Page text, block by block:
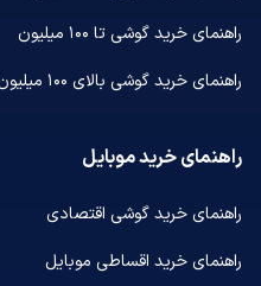
راهنمای خرید گوشی تا ۱۰۰ میلیون
راهنمای خرید گوشی بالای ۱۰۰ میلیون
راهنمای خرید موبایل
راهنمای خرید گوشی اقتصادی
راهنمای خرید اقساطی موبایل